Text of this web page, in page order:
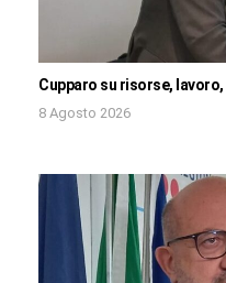
Cupparo su risorse,
8 Agosto 2026